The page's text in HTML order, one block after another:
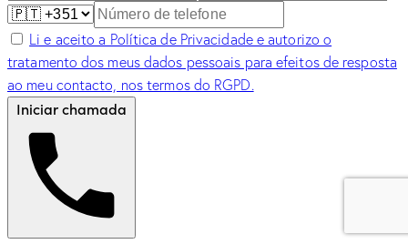
Li e aceito a Política de Privacidade e autorizo o
tratamento dos meus dados pessoais para efeitos de resposta
ao meu contacto, nos termos do RGPD.